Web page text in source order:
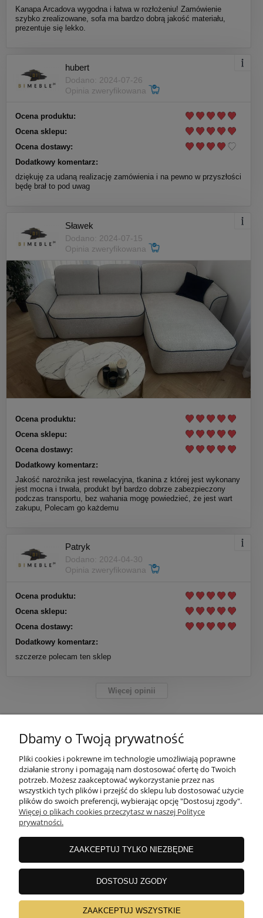
Kanapa Arcadova wygodna i łatwa w rozłożeniu! Zamówienie
szybko zrealizowane, sofa ma bardzo dobrą jakość materiału,
prezentuje się lekko.
hubert
Dodano: 2024-07-26
Opinia zweryfikowana
Ocena produktu:
Ocena sklepu:
Ocena dostawy:
Dodatkowy komentarz:
dziękuję za udaną realizację zamówienia i na pewno w przyszłości
będę brał to pod uwag
Sławek
Dodano: 2024-07-15
Opinia zweryfikowana
Ocena produktu:
Ocena sklepu:
Ocena dostawy:
Dodatkowy komentarz:
Jakość narożnika jest rewelacyjna, tkanina z której jest wykonany
jest mocna i trwała, produkt był bardzo dobrze zabezpieczony
podczas transportu, bez wahania mogę powiedzieć, że jest wart
zakupu, Polecam go każdemu
Patryk
Dodano: 2024-04-30
Opinia zweryfikowana
Ocena produktu:
Ocena sklepu:
Ocena dostawy:
Dodatkowy komentarz:
szczerze polecam ten sklep
Więcej opinii
POMOC
MOJE KONTO
INFORMACJE
O NAS
Dbamy o Twoją prywatność
Pliki cookies i pokrewne im technologie umożliwiają poprawne
działanie strony i pomagają nam dostosować ofertę do Twoich
potrzeb. Możesz zaakceptować wykorzystanie przez nas
wszystkich tych plików i przejść do sklepu lub dostosować użycie
plików do swoich preferencji, wybierając opcję "Dostosuj zgody".
Więcej o plikach cookies przeczytasz w naszej Polityce
prywatności.
ZAAKCEPTUJ TYLKO NIEZBĘDNE
DOSTOSUJ ZGODY
ZAAKCEPTUJ WSZYSTKIE